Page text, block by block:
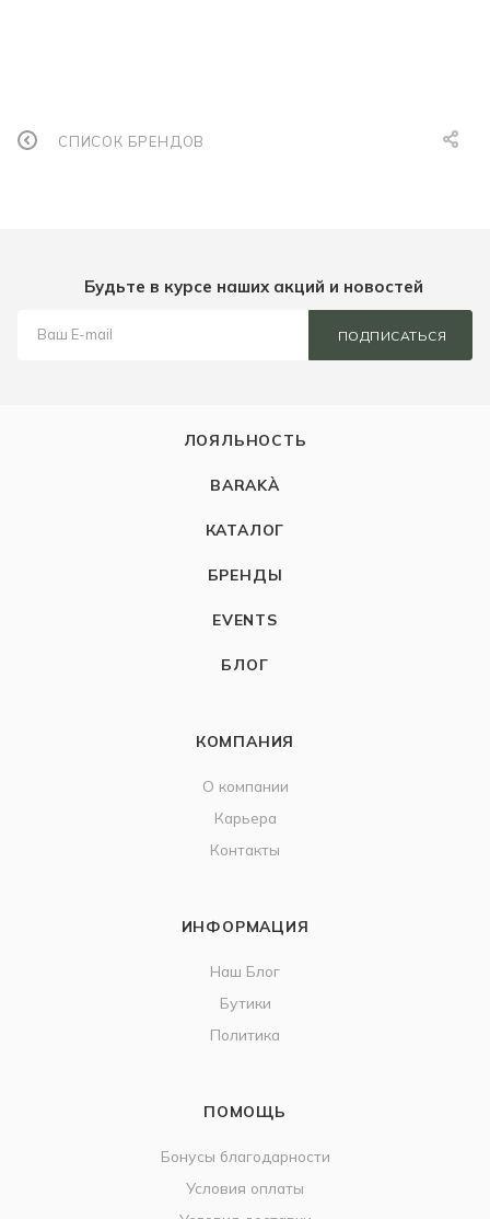
СПИСОК БРЕНДОВ
Будьте в курсе наших акций и новостей
ПОДПИСАТЬСЯ
ЛОЯЛЬНОСТЬ
BARAKÀ
КАТАЛОГ
БРЕНДЫ
EVENTS
БЛОГ
КОМПАНИЯ
О компании
Карьера
Контакты
ИНФОРМАЦИЯ
Наш Блог
Бутики
Политика
ПОМОЩЬ
Бонусы благодарности
Условия оплаты